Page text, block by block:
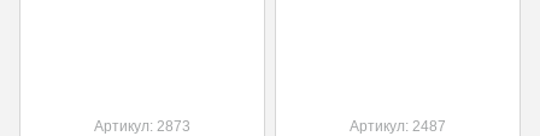
Артикул: 2873 Артикул: 2487